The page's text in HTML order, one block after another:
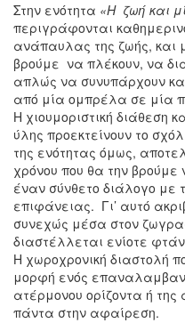
Στην ενότητα «Η ζωή και
περιγράφονται
ανάπαυλας της ζωής, και
βρούμε να πλέκουν, να
απλώς να συνυπάρχουν
από μία ομπρέλα σε μία
Η χιουμοριστική διάθεση
ύλης προεκτείνουν το
της ενότητας όμως,
χρόνου που θα την
έναν σύνθετο διάλογο με
επιφάνειας. Γι’ αυτό
συνεχώς μέσα στον
διαστέλλεται ενίοτε
Η χωροχρονική διαστολή
μορφή ενός
ατέρμονου ορίζοντα ή
πάντα στην αφαίρεση.